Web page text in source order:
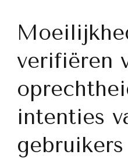
verifiëren
intenties